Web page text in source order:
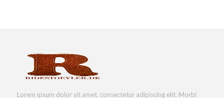
Lorem ipsum dolor sit amet, consectetur adipiscing elit. Morbi